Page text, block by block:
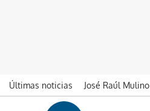
Últimas noticias José Raúl Mulino
Ir al contenido